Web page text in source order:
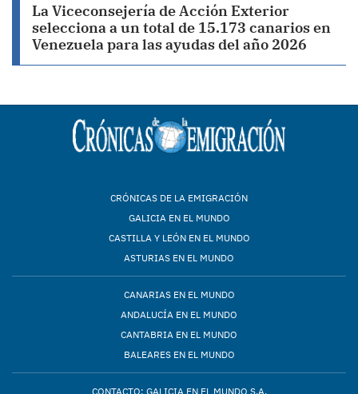
La Viceconsejería de Acción Exterior
selecciona a un total de 15.173 canarios en
Venezuela para las ayudas del año 2026
CRÓNICAS DE LA EMIGRACIÓN
GALICIA EN EL MUNDO
CASTILLA Y LEÓN EN EL MUNDO
ASTURIAS EN EL MUNDO
CANARIAS EN EL MUNDO
ANDALUCÍA EN EL MUNDO
CANTABRIA EN EL MUNDO
BALEARES EN EL MUNDO
CONTACTO: GALICIA EN EL MUNDO S.A.